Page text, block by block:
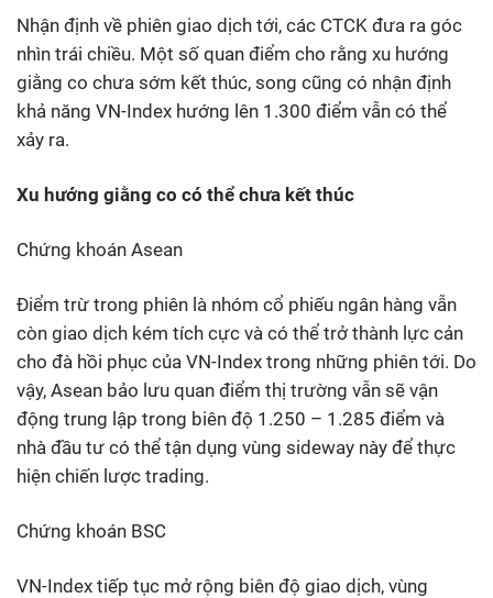
Nhận định về phiên giao dịch tới, các CTCK đưa ra góc
nhìn trái chiều. Một số quan điểm cho rằng xu hướng
giằng co chưa sớm kết thúc, song cũng có nhận định
khả năng VN-Index hướng lên 1.300 điểm vẫn có thể
xảy ra.
Xu hướng giằng co có thể chưa kết thúc
Chứng khoán Asean
Điểm trừ trong phiên là nhóm cổ phiếu ngân hàng vẫn
còn giao dịch kém tích cực và có thể trở thành lực cản
cho đà hồi phục của VN-Index trong những phiên tới. Do
vậy, Asean bảo lưu quan điểm thị trường vẫn sẽ vận
động trung lập trong biên độ 1.250 – 1.285 điểm và
nhà đầu tư có thể tận dụng vùng sideway này để thực
hiện chiến lược trading.
Chứng khoán BSC
VN-Index tiếp tục mở rộng biên độ giao dịch, vùng